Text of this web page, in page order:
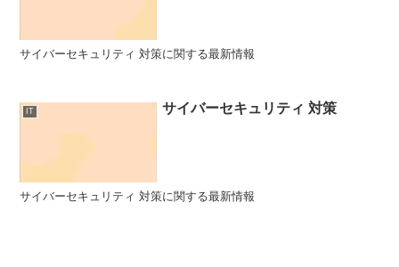
サイバーセキュリティ 対策に関する最新情報
IT サイバーセキュリティ 対策
サイバーセキュリティ 対策に関する最新情報